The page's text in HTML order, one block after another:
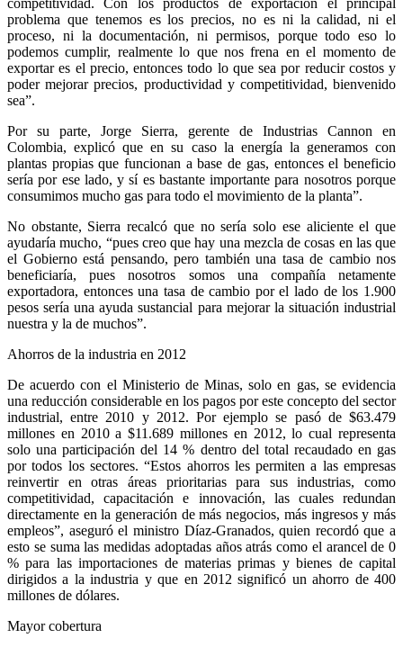
problema que tenemos es los precios, no es ni la calidad, ni el
proceso, ni la documentación, ni permisos, porque todo eso lo
podemos cumplir, realmente lo que nos frena en el momento de
exportar es el precio, entonces todo lo que sea por reducir costos y
poder mejorar precios, productividad y competitividad, bienvenido
sea”.
Por su parte, Jorge Sierra, gerente de Industrias Cannon en
Colombia, explicó que en su caso la energía la generamos con
plantas propias que funcionan a base de gas, entonces el beneficio
sería por ese lado, y sí es bastante importante para nosotros porque
consumimos mucho gas para todo el movimiento de la planta”.
No obstante, Sierra recalcó que no sería solo ese aliciente el que
ayudaría mucho, “pues creo que hay una mezcla de cosas en las que
el Gobierno está pensando, pero también una tasa de cambio nos
beneficiaría, pues nosotros somos una compañía netamente
exportadora, entonces una tasa de cambio por el lado de los 1.900
pesos sería una ayuda sustancial para mejorar la situación industrial
nuestra y la de muchos”.
Ahorros de la industria en 2012
De acuerdo con el Ministerio de Minas, solo en gas, se evidencia
una reducción considerable en los pagos por este concepto del sector
industrial, entre 2010 y 2012. Por ejemplo se pasó de $63.479
millones en 2010 a $11.689 millones en 2012, lo cual representa
solo una participación del 14 % dentro del total recaudado en gas
por todos los sectores. “Estos ahorros les permiten a las empresas
reinvertir en otras áreas prioritarias para sus industrias, como
competitividad, capacitación e innovación, las cuales redundan
directamente en la generación de más negocios, más ingresos y más
empleos”, aseguró el ministro Díaz-Granados, quien recordó que a
esto se suma las medidas adoptadas años atrás como el arancel de 0
% para las importaciones de materias primas y bienes de capital
dirigidos a la industria y que en 2012 significó un ahorro de 400
millones de dólares.
Mayor cobertura